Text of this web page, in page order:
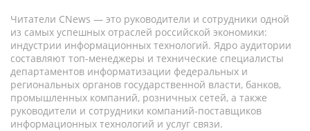
Читатели CNews — это руководители и сотрудники одной
из самых успешных отраслей российской экономики:
индустрии информационных технологий. Ядро аудитории
составляют топ-менеджеры и технические специалисты
департаментов информатизации федеральных и
региональных органов государственной власти, банков,
промышленных компаний, розничных сетей, а также
руководители и сотрудники компаний-поставщиков
информационных технологий и услуг связи.